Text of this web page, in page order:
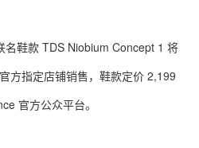
鞋款 TDS Niobium Concept 1 将
方指定店铺销售，鞋款定价 2,199
官方公众平台。